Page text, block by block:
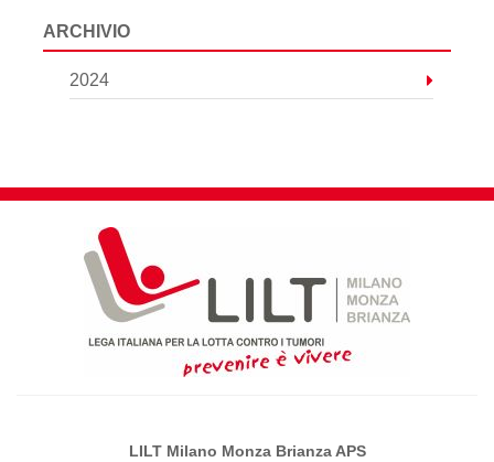
ARCHIVIO
2024
LILT Milano Monza Brianza APS